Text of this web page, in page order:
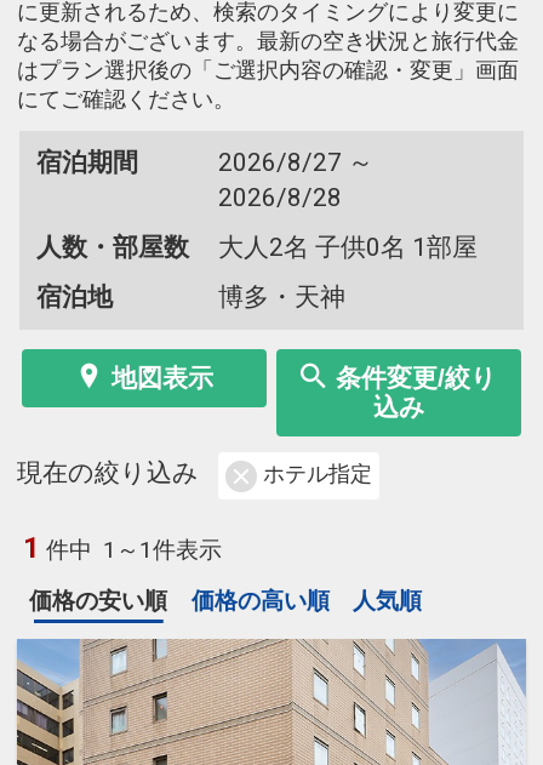
に更新されるため、検索のタイミングにより変更に
なる場合がございます。最新の空き状況と旅行代金
はプラン選択後の「ご選択内容の確認・変更」画面
にてご確認ください。
宿泊期間
2026/8/27 ～
2026/8/28
人数・部屋数
大人2名 子供0名 1部屋
宿泊地
博多・天神
地図表示
条件変更/絞り
込み
現在の絞り込み ホテル指定
1 件中 1～1件表示
価格の安い順
価格の高い順 人気順